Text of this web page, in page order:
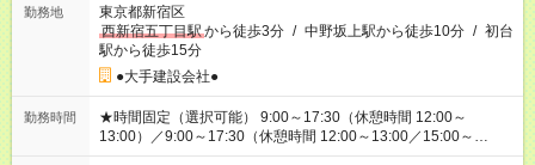
勤務地
東京都新宿区
西新宿五丁目駅から徒歩3分 / 中野坂上駅から徒歩10分 / 初台
駅から徒歩15分
●大手建設会社●
勤務時間
★時間固定（選択可能） 9:00～17:30（休憩時間 12:00～
13:00）／9:00～17:30（休憩時間 12:00～13:00／15:00～
15:15）